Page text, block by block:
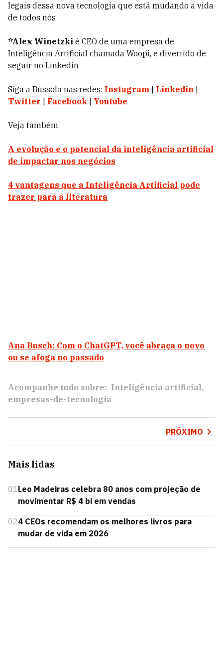
legais dessa nova tecnologia que está mudando a vida
de todos nós
*Alex Winetzki é CEO de uma empresa de
Inteligência Artificial chamada Woopi, e divertido de
seguir no Linkedin
Siga a Bússola nas redes: Instagram Linkedin
Twitter
Facebook Youtube
Veja também
A evolução e o potencial da inteligência artificial
de impactar nos negócios
4 vantagens que a Inteligência Artificial pode
trazer para a literatura
Ana Busch: Com o ChatGPT, você abraça o novo
ou se afoga no passado
Acompanhe tudo sobre: Inteligência artificial
empresas-de-tecnologia
PRÓXIMO
Mais lidas
01Leo Madeiras celebra 80 anos com projeção de
movimentar R$ 4 bi em vendas
024 CEOs recomendam os melhores livros para
mudar de vida em 2026